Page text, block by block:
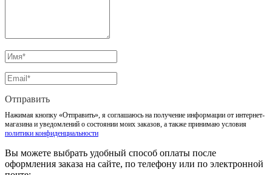
Отправить
Нажимая кнопку «Отправить», я соглашаюсь на получение информации от интернет-
магазина и уведомлений о состоянии моих заказов, а также принимаю условия
политики конфиденциальности
Вы можете выбрать удобный способ оплаты после
оформления заказа на сайте, по телефону или по электронной